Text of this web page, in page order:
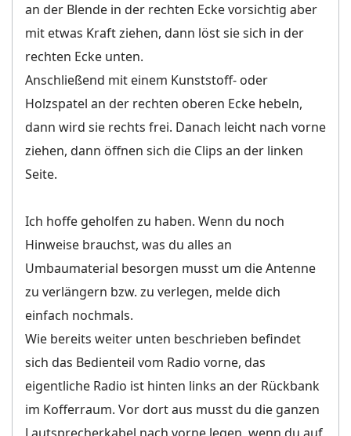
an der Blende in der rechten Ecke vorsichtig aber
mit etwas Kraft ziehen, dann löst sie sich in der
rechten Ecke unten.
Anschließend mit einem Kunststoff- oder
Holzspatel an der rechten oberen Ecke hebeln,
dann wird sie rechts frei. Danach leicht nach vorne
ziehen, dann öffnen sich die Clips an der linken
Seite.
Ich hoffe geholfen zu haben. Wenn du noch
Hinweise brauchst, was du alles an
Umbaumaterial besorgen musst um die Antenne
zu verlängern bzw. zu verlegen, melde dich
einfach nochmals.
Wie bereits weiter unten beschrieben befindet
sich das Bedienteil vom Radio vorne, das
eigentliche Radio ist hinten links an der Rückbank
im Kofferraum. Vor dort aus musst du die ganzen